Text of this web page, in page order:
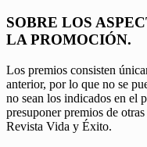
SOBRE LOS
LA PROMOCIÓN.
Los premios consisten
anterior, por lo que no se
no sean los indicados en el
presuponer premios de
Revista Vida y Éxito.